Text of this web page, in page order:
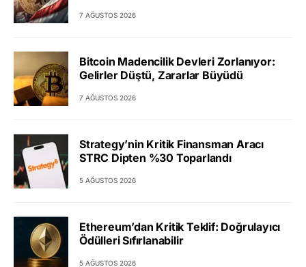
7 AĞUSTOS 2026
Bitcoin Madencilik Devleri Zorlanıyor:
Gelirler Düştü, Zararlar Büyüdü
7 AĞUSTOS 2026
Strategy’nin Kritik Finansman Aracı
STRC Dipten %30 Toparlandı
5 AĞUSTOS 2026
Ethereum’dan Kritik Teklif: Doğrulayıcı
Ödülleri Sıfırlanabilir
5 AĞUSTOS 2026